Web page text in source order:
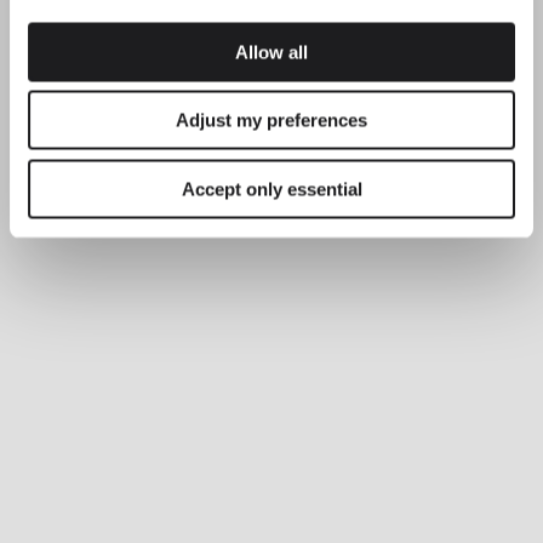
Allow all
Adjust my preferences
Accept only essential